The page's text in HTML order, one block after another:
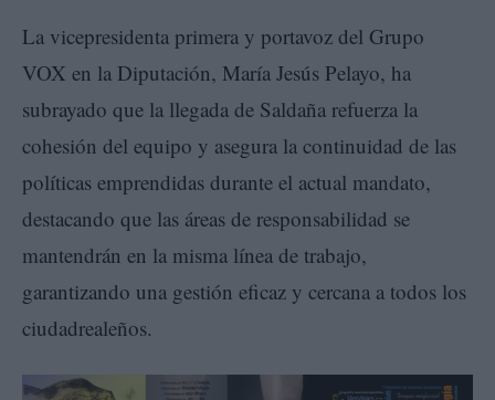
La vicepresidenta primera y portavoz del Grupo
VOX en la Diputación, María Jesús Pelayo, ha
subrayado que la llegada de Saldaña refuerza la
cohesión del equipo y asegura la continuidad de las
políticas emprendidas durante el actual mandato,
destacando que las áreas de responsabilidad se
mantendrán en la misma línea de trabajo,
garantizando una gestión eficaz y cercana a todos los
ciudadrealeños.